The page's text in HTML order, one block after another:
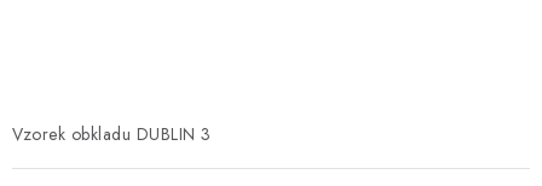
KONTAKT DOPRAVA A PLATBA
PRAKTICKÉ RADY
VZOREK
INSPIRACE
Vzorek obkladu DUBLIN 3